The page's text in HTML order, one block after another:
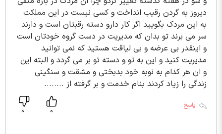
دیروز به گردن رقیب انداخت و کسی نیست در این مملکت
به این مردک بگویید اگر کار دارو دسته رقبتان است و دارند
سر می برند تو بدان که مدیریت در دست گروه خودتان است
و اینقدر بی عرضه و بی لیاقت هستید که نمی توانید
مدیریت کنید و این به تو و دسته تو بر می گردد و البته این
و ان هر کدام به نوبه خود بدبختی و مشقت و سنگینی
زندگی را زیاد کردند بنام خدمت و بر گرفته از ........
پاسخ
0
0